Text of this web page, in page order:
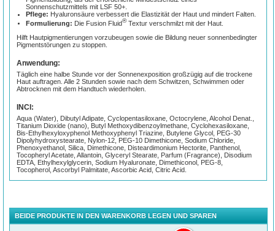
Sonnenschutzmittels mit LSF 50+.
Pflege: Hyaluronsäure verbessert die Elastizität der Haut und mindert Falten.
Formulierung: Die Fusion Fluid®Textur verschmilzt mit der Haut.
Hilft Hautpigmentierungen vorzubeugen sowie die Bildung neuer sonnenbedingter
Pigmentstörungen zu stoppen.
Anwendung:
Täglich eine halbe Stunde vor der Sonnenexposition großzügig auf die trockene
Haut auftragen. Alle 2 Stunden sowie nach dem Schwitzen, Schwimmen oder
Abtrocknen mit dem Handtuch wiederholen.
INCI:
Aqua (Water), Dibutyl Adipate, Cyclopentasiloxane, Octocrylene, Alcohol Denat.,
Titanium Dioxide (nano), Butyl Methoxydibenzoylmethane, Cyclohexasiloxane,
Bis-Ethylhexyloxyphenol Methoxyphenyl Triazine, Butylene Glycol, PEG-30
Dipolyhydroxystearate, Nylon-12, PEG-10 Dimethicone, Sodium Chloride,
Phenoxyethanol, Silica, Dimethicone, Disteardimonium Hectorite, Panthenol,
Tocopheryl Acetate, Allantoin, Glyceryl Stearate, Parfum (Fragrance), Disodium
EDTA, Ethylhexylglycerin, Sodium Hyaluronate, Dimethiconol, PEG-8,
Tocopherol, Ascorbyl Palmitate, Ascorbic Acid, Citric Acid.
BEIDE PRODUKTE IN DEN WARENKORB LEGEN UND SPAREN